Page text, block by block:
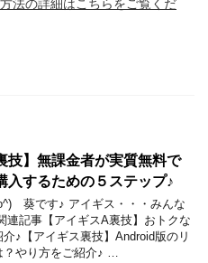
法の詳細はこちらをご覧くだ
技】無課金者が実質無料で
入するための５ステップ♪
葵です♪ アイギス・・・みんな
連記事【アイギスA裏技】おトクな
♪【アイギス裏技】Android版のリ
？やり方をご紹介♪ …